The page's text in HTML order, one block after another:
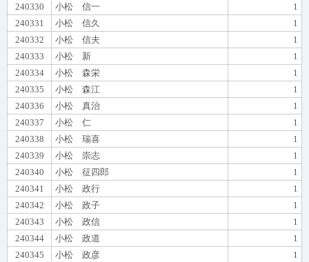
240330
小松 信一
1
240331
小松 信久
1
240332
小松 信夫
1
240333
小松 新
1
240334
小松 森栄
1
240335
小松 森江
1
240336
小松 真治
1
240337
小松 仁
1
240338
小松 瑞喜
1
240339
小松 崇志
1
240340
小松 征四郎
1
240341
小松 政行
1
240342
小松 政子
1
240343
小松 政信
1
240344
小松 政道
1
240345
小松 政彦 1